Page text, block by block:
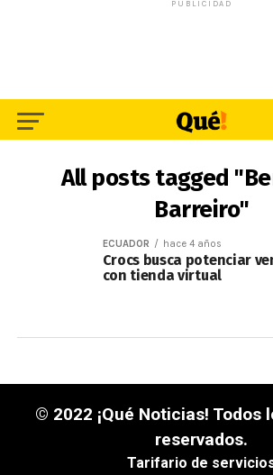
PUBLICIDAD
All posts tagged
Barreiro"
ECUADOR hace 4 años
Crocs busca potenciar
con tienda virtual
© 2022 ¡Qué Noticias! Todos
reservados.
Tarifario de